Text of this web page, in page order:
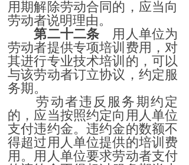
用期解除劳动合同的，应当向
劳动者说明理由。
第二十二条 用人单位为
劳动者提供专项培训费用，对
其进行专业技术培训的，可以
与该劳动者订立协议，约定服
务期。
劳动者违反服务期约定
的，应当按照约定向用人单位
支付违约金。违约金的数额不
得超过用人单位提供的培训费
用。用人单位要求劳动者支付